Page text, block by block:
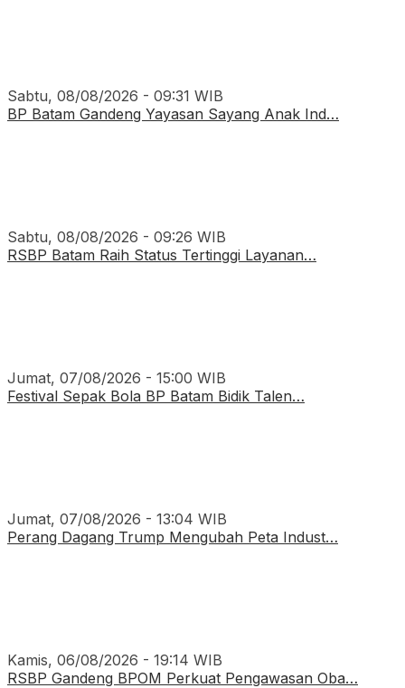
Sabtu, 08/08/2026 - 09:31 WIB
BP Batam Gandeng Yayasan Sayang Anak Ind…
Sabtu, 08/08/2026 - 09:26 WIB
RSBP Batam Raih Status Tertinggi Layanan…
Jumat, 07/08/2026 - 15:00 WIB
Festival Sepak Bola BP Batam Bidik Talen…
Jumat, 07/08/2026 - 13:04 WIB
Perang Dagang Trump Mengubah Peta Indust…
Kamis, 06/08/2026 - 19:14 WIB
RSBP Gandeng BPOM Perkuat Pengawasan Oba…